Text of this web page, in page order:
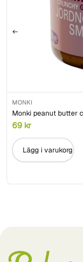
MONKI
Monki peanut butter
69 kr
Lägg i varukorg